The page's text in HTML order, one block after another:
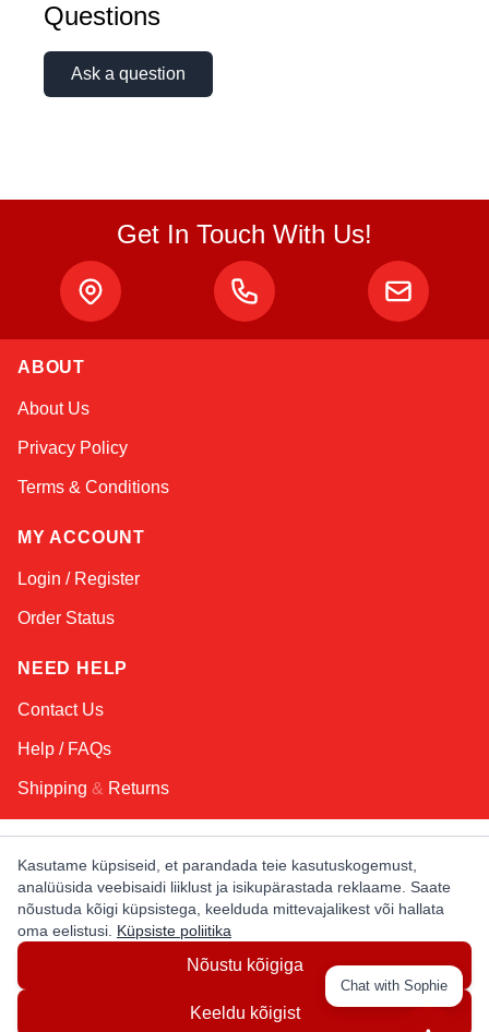
Questions
Ask a question
Get In Touch With Us!
ABOUT
About Us
Privacy Policy
Terms & Conditions
MY ACCOUNT
Login / Register
Order Status
NEED HELP
Contact Us
Help / FAQs
Shipping & Returns
KEEP IN TOUCH!
Email Address
CANADA
LATIN AMERICA USA
Kasutame küpsiseid, et parandada teie kasutuskogemust,
analüüsida veebisaidi liiklust ja isikupärastada reklaame. Saate
nõustuda kõigi küpsistega, keelduda mittevajalikest või hallata
oma eelistusi. Küpsiste poliitika
Nõustu kõigiga
Keeldu kõigist
Chat with Sophie